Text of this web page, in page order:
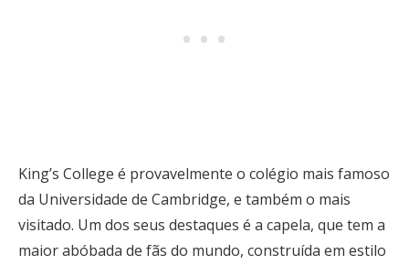
King’s College é provavelmente o colégio mais famoso
da Universidade de Cambridge, e também o mais
visitado. Um dos seus destaques é a capela, que tem a
maior abóbada de fãs do mundo, construída em estilo